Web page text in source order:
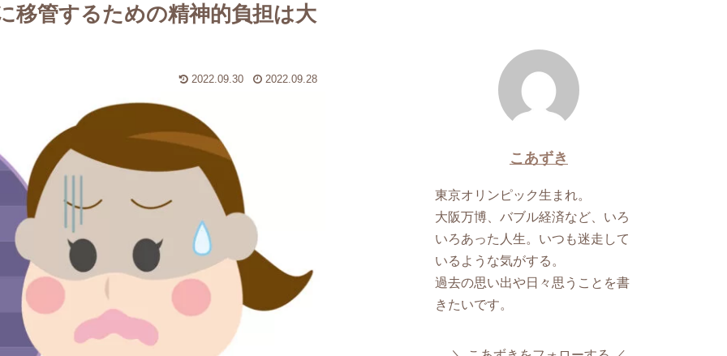
移管するための精神的負担は大
2022.09.30 2022.09.28
こあずき
東京オリンピック生まれ。
大阪万博、バブル経済など、いろ
いろあった人生。いつも迷走して
いるような気がする。
過去の思い出や日々思うことを書
きたいです。